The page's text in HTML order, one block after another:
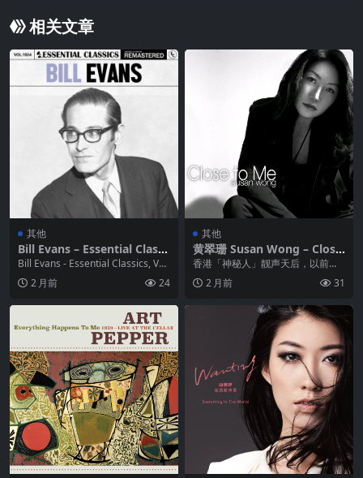
相关文章
其他
Bill Evans – Essential Classi
cs, Vol. 1024 – 2025 FLAC 2
4bit 44kHz qobuz
Bill Evans - Essential Classics, Vol.
10...
2 月前 24
其他
黄翠珊 Susan Wong – Close
to Me SACD dsf
香港「神秘人」靓声天后，以前艺
名黄浩诗在佳音唱片出过一张唱
片，真名黄翠珊。Sus...
2 月前 31